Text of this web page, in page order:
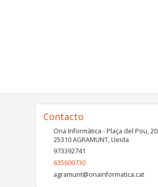
Contacto
Ona Informàtica - Plaça del Pou, 20
25310AGRAMUNT,Lleida
973392741
635600730
agramunt@onainformatica.cat